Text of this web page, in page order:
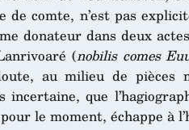
de comte, n’est pas
donateur dans deux
(nobilis comes
au milieu de pièces
incertaine, que
le moment, échappe à